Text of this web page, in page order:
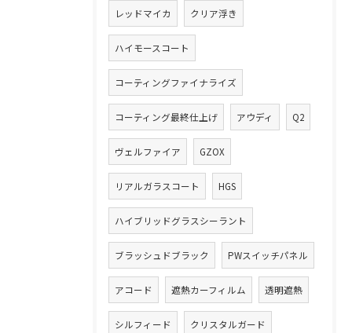
レッドマイカ クリア浮き
ハイモースコート
コーティングファイナライズ
コーティング最終仕上げ アウディ Q2
ヴェルファイア GZOX
リアルガラスコート HGS
ハイブリッドグラスシーラント
ブラッシュドブラック PWスイッチパネル
アコード 遮熱カーフィルム 透明遮熱
シルフィード クリスタルガード